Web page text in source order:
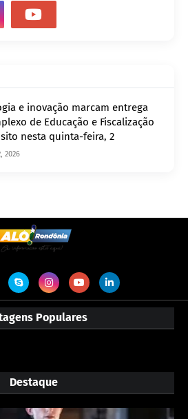
e inovação marcam entrega
de Educação e Fiscalização
nesta quinta-feira, 2
2026
Populares
Destaque